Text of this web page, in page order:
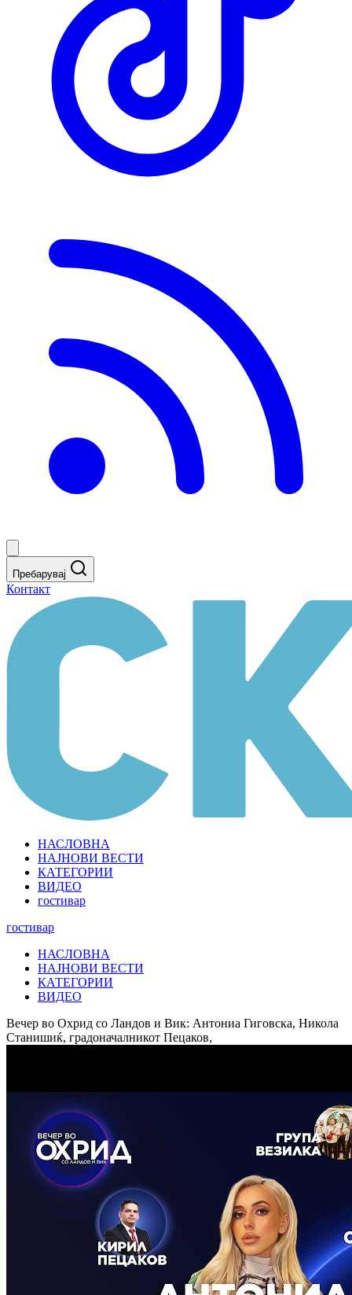
Пребарувај
Контакт
НАСЛОВНА
НАЈНОВИ ВЕСТИ
КАТЕГОРИИ
ВИДЕО
гостивар
гостивар
НАСЛОВНА
НАЈНОВИ ВЕСТИ
КАТЕГОРИИ
ВИДЕО
Вечер во Охрид со Ландов и Вик: Антониа Гиговска, Никола
Станишиќ, градоначалникот Пецаков,